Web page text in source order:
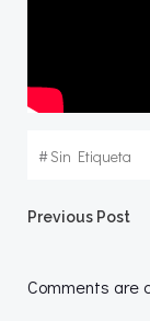
#Sin Etiqueta
por
Previous Post
Comments are